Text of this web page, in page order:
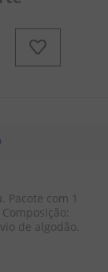
Pacote com 1
de algodão.